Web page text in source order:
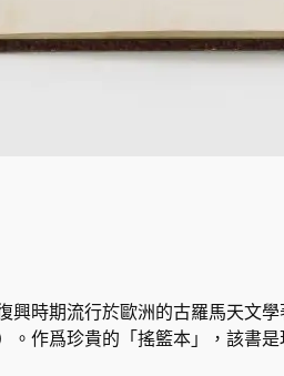
時期流行於歐洲的古羅馬天文學
。作爲珍貴的「搖籃本」，該書